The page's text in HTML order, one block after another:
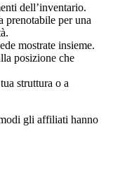
dell’inventario.
per una
mostrate insieme.
posizione che
struttura o a
gli affiliati hanno